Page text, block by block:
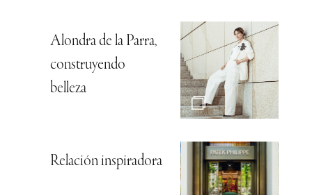
Alondra de la Parra,
construyendo
belleza
Relación inspiradora